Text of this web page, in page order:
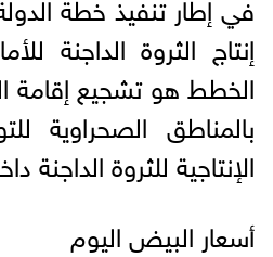
إنتاج الثروة الداجنة
الخطط هو تشجيع إقامة
بالمناطق الصحراوية
الإنتاجية للثروة الداجنة
أسعار البيض اليوم